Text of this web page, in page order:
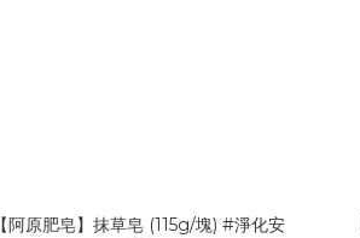
【阿原肥皂】抹草皂 (115g/塊) #淨化安